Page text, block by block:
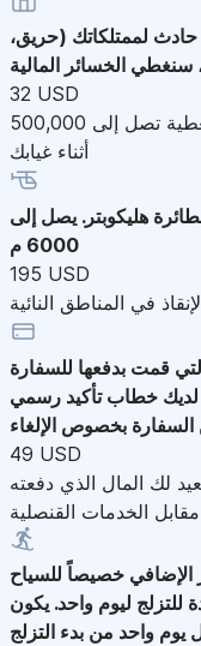
حادث لممتلكاتك (حريق،
سنغطي الخسائر المالية
32 USD
تغطية تصل إلى 500,000 USD إذا حدث شيء لشقتك أو منزلك
أثناء غيابك
هليكوبتر. يصل إلى
6000 م
195 USD
في المناطق النائية
قمت بدفعها للسفارة
لديك خطاب تأكيد رسمي
بخصوص الإلغاء
49 USD
لك المال الذي دفعته
مقابل الخدمات القنصلية
الإضافي خصيصاً للسياح
للتزلج ليوم واحد. يكون